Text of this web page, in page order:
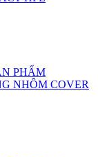
PHẨM
NHÔM COVER